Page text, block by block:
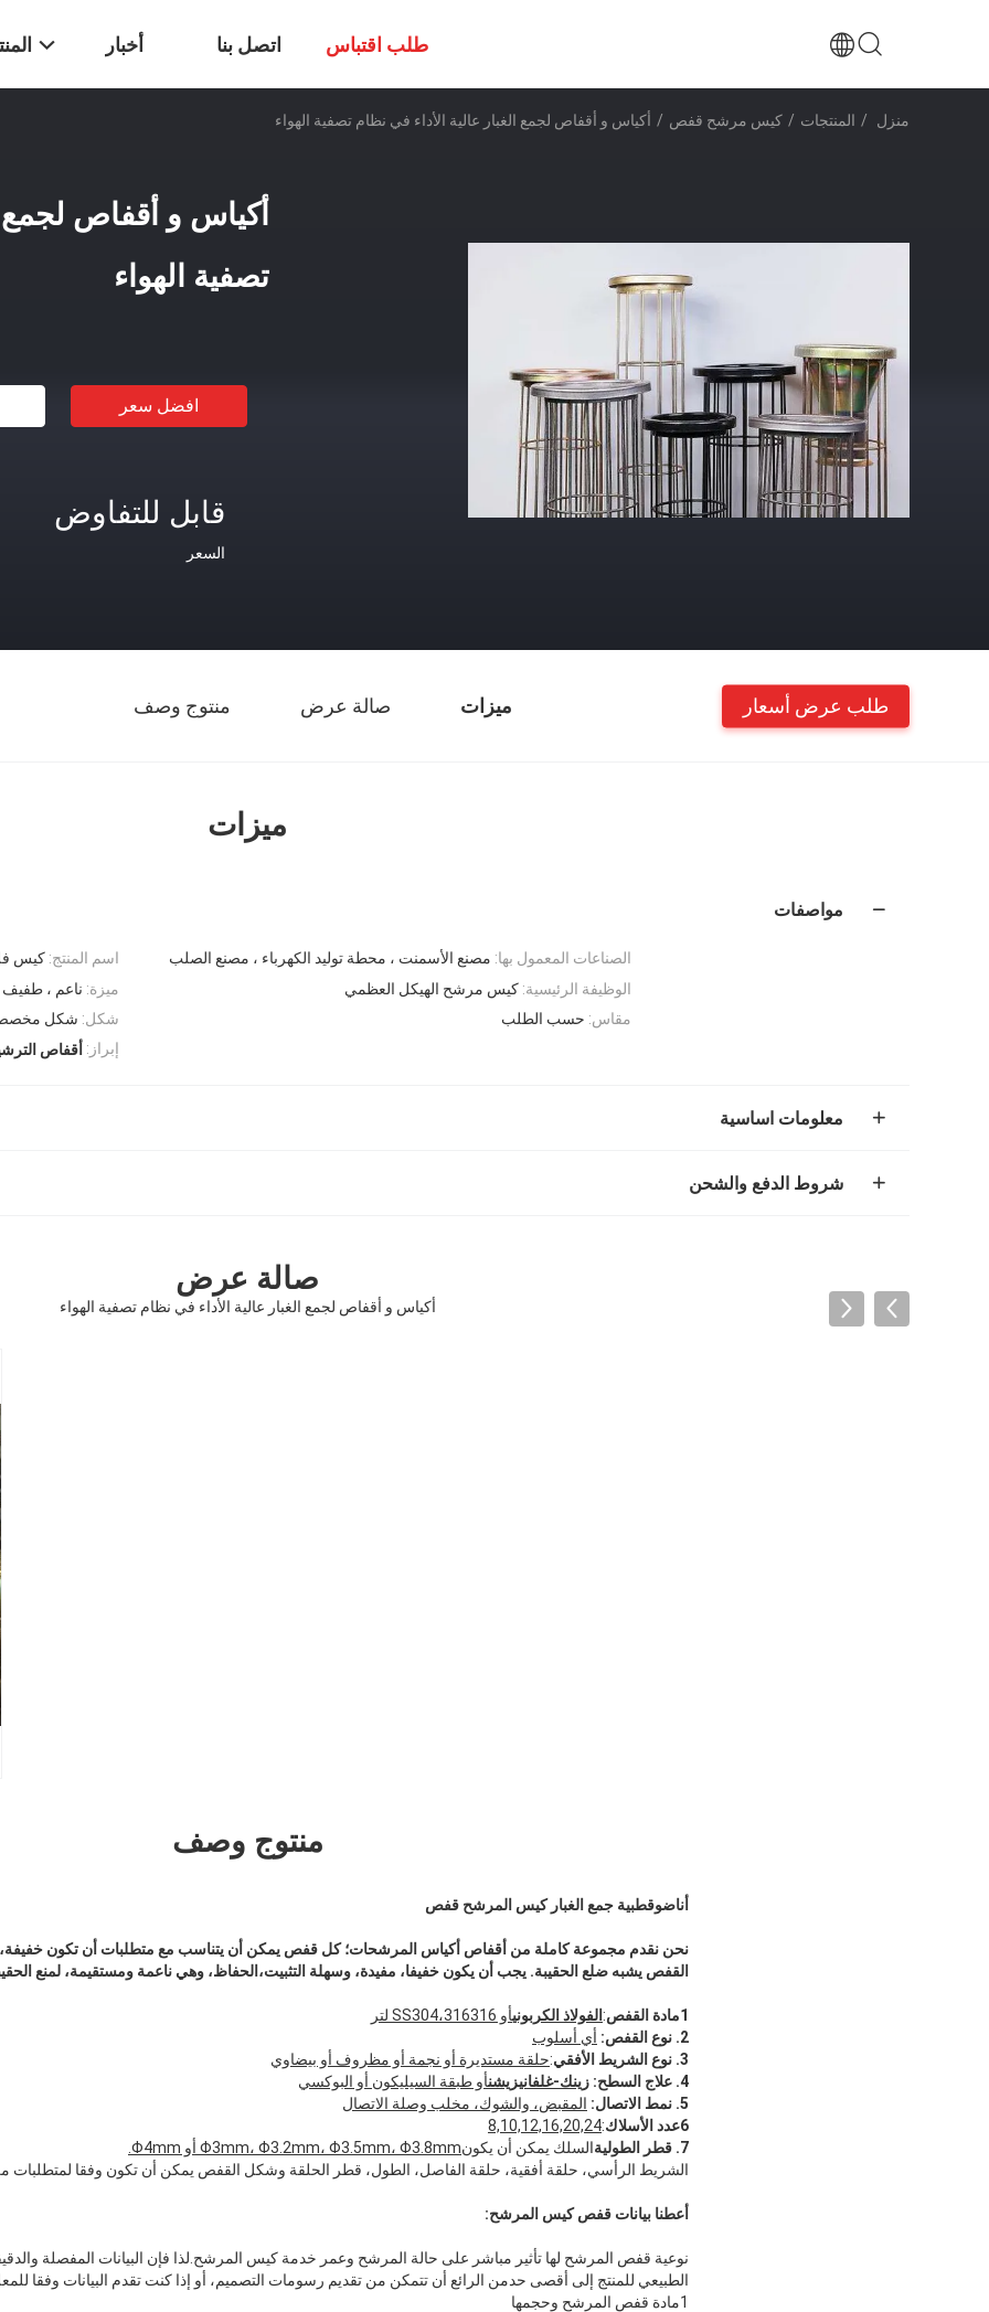
أخبار اتصل بنا طلب اقتباس
منزل / المنتجات / كيس مرشح قفص / أكياس و أقفاص لجمع الغبار عالية الأداء في نظام تصفية الهواء
أكياس و أقفاص لجمع
تصفية الهواء
افضل سعر
قابل للتفاوض
السعر
ميزات صالة عرض منتوج وصف طلب عرض أسعار
ميزات
مواصفات
اسم المنتج: كيس الصناعات المعمول بها: مصنع الأسمنت ، محطة توليد الكهرباء ، مصنع الصلب
ميزة: ناعم ، طفيف الوظيفة الرئيسية: كيس مرشح الهيكل العظمي
شكل: شكل مقاس: حسب الطلب
إبراز: أقفاص
معلومات اساسية
شروط الدفع والشحن
صالة عرض
أكياس و أقفاص لجمع الغبار عالية الأداء في نظام تصفية الهواء
منتوج وصف
أناضوقطبية جمع الغبار كيس المرشح قفص
نحن نقدم مجموعة كاملة من أقفاص أكياس المرشحات؛ كل قفص يمكن أن يتناسب مع متطلبات أن تكون خفيفة،
القفص يشبه ضلع الحقيبة. يجب أن يكون خفيفا، مفيدة، وسهلة التثبيت،الحفاظ، وهي ناعمة ومستقيمة، لمنع
1مادة القفص : الفولاذ الكربونيأو SS304،316316 لتر
2. نوع القفص: أي أسلوب
3. نوع الشريط الأفقي:حلقة مستديرة أو نجمة أو مظروف أو بيضاوي
4. علاج السطح: زينك-غلفانيزيشنأو طبقة السيليكون أو البوكسي
5. نمط الاتصال: المقبض، والشوك، مخلب وصلة الاتصال
6عدد الأسلاك
:
8,10,12,16,20,24
7. قطر الطولية
السلك يمكن أن يكونΦ3mm، Φ3.2mm، Φ3.5mm، Φ3.8mm أو Φ4mm.
الشريط الرأسي، حلقة أفقية، حلقة الفاصل، الطول، قطر الحلقة وشكل القفص يمكن أن تكون وفقا لمتطلبات
أعطنا بيانات قفص كيس المرشح:
نوعية قفص المرشح لها تأثير مباشر على حالة المرشح وعمر خدمة كيس المرشح.لذا فإن البيانات المفصلة
الطبيعي للمنتج إلى أقصى حدمن الرائع أن تتمكن من تقديم رسومات التصميم، أو إذا كنت تقدم البيانات وفقا
1مادة قفص المرشح وحجمها